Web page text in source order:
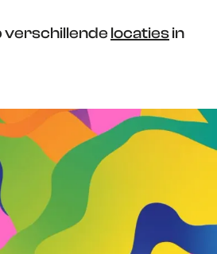
verschillende locatiesin